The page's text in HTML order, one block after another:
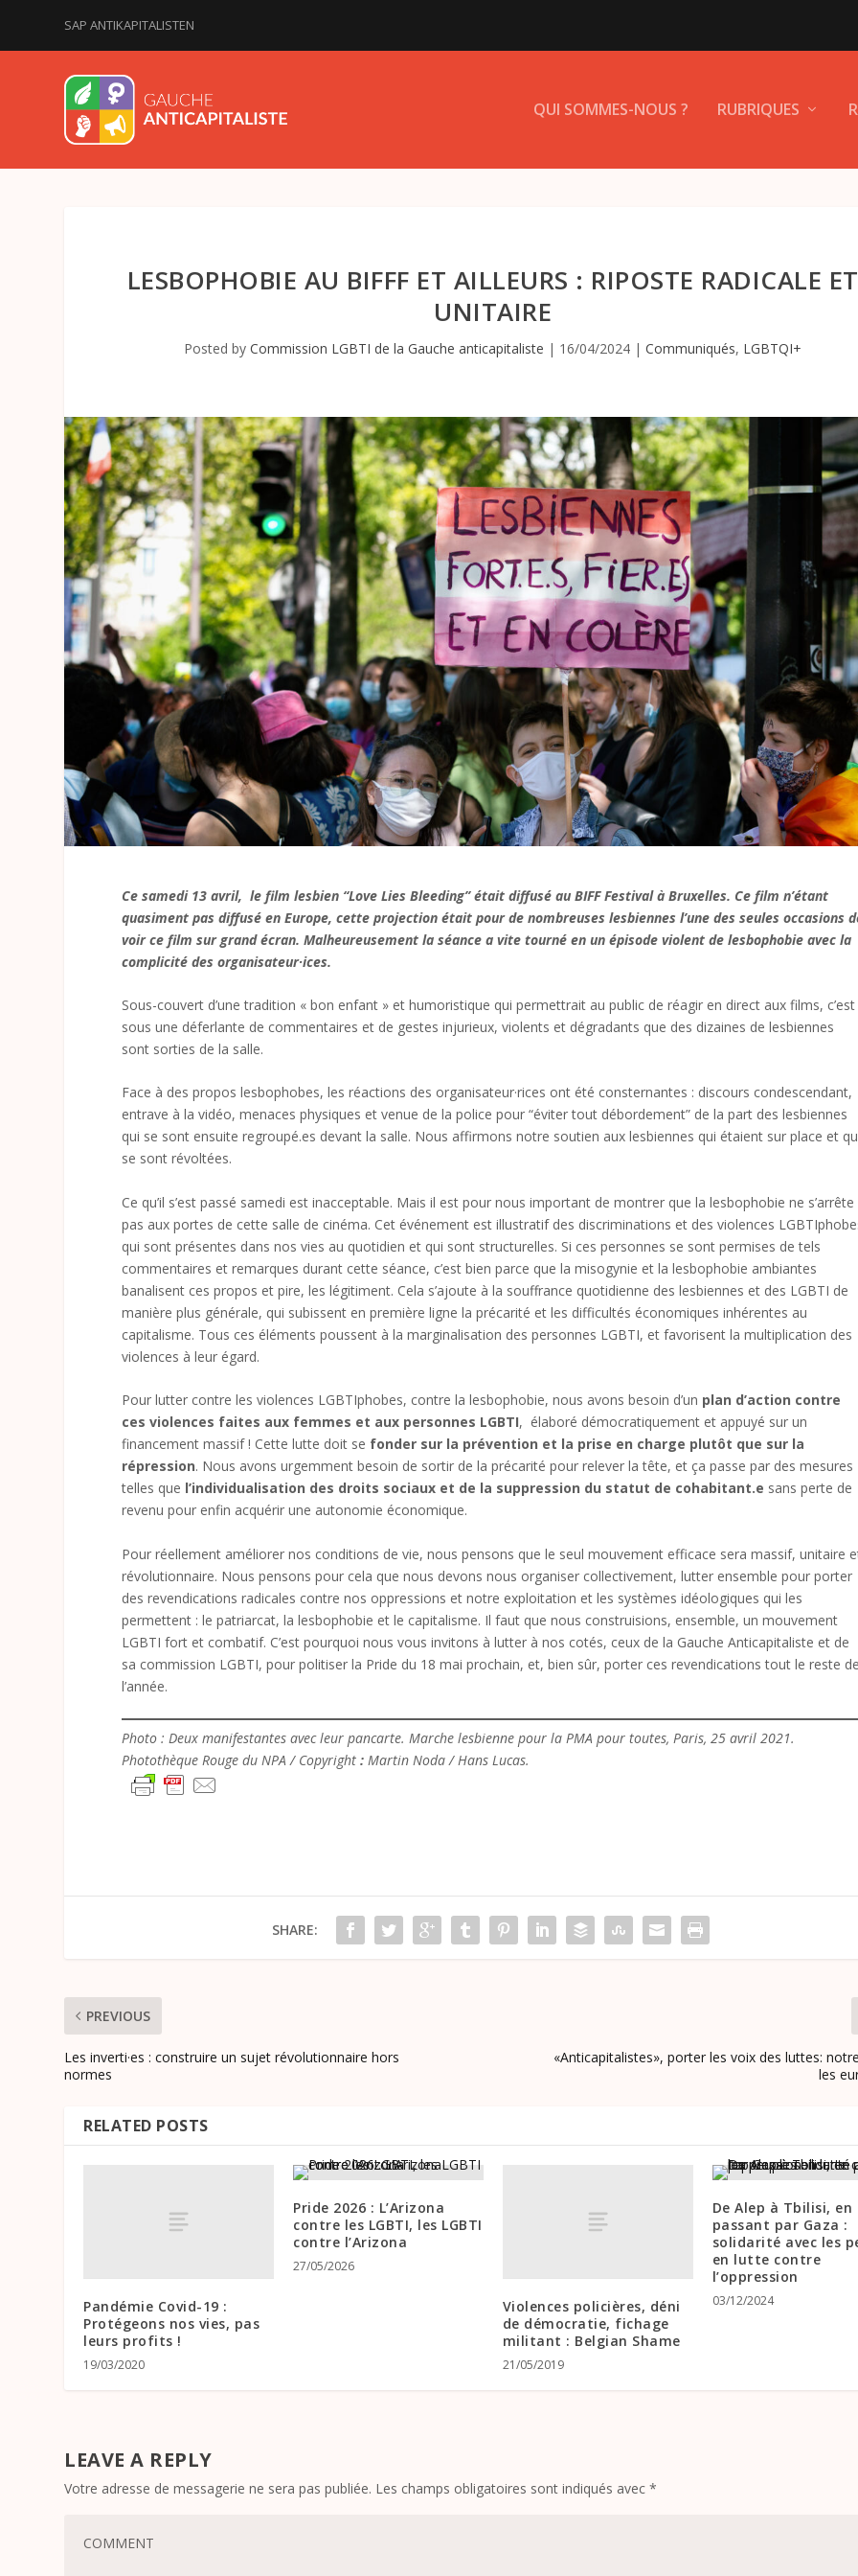
SAP ANTIKAPITALISTEN
QUI SOMMES-NOUS ? RUBRIQUES
LESBOPHOBIE AU BIFFF ET AILLEURS : RIPOSTE RADICALE ET
UNITAIRE
Posted byCommission LGBTI de la Gauche anticapitaliste | 16/04/2024 |Communiqués, LGBTQI+
Ce samedi 13 avril, le film lesbien “Love Lies Bleeding” était diffusé au BIFF Festival à Bruxelles. Ce film n’étant
quasiment pas diffusé en Europe, cette projection était pour de nombreuses lesbiennes l’une des seules occasions
voir ce film sur grand écran. Malheureusement la séance a vite tourné en un épisode violent de lesbophobie avec la
complicité des organisateur·ices.
Sous-couvert d’une tradition « bon enfant » et humoristique qui permettrait au public de réagir en direct aux films, c’est
sous une déferlante de commentaires et de gestes injurieux, violents et dégradants que des dizaines de lesbiennes
sont sorties de la salle.
Face à des propos lesbophobes, les réactions des organisateur·rices ont été consternantes : discours condescendant,
entrave à la vidéo, menaces physiques et venue de la police pour “éviter tout débordement” de la part des lesbiennes
qui se sont ensuite regroupé.es devant la salle. Nous affirmons notre soutien aux lesbiennes qui étaient sur place et
se sont révoltées.
Ce qu’il s’est passé samedi est inacceptable. Mais il est pour nous important de montrer que la lesbophobie ne s’arrête
pas aux portes de cette salle de cinéma. Cet événement est illustratif des discriminations et des violences
qui sont présentes dans nos vies au quotidien et qui sont structurelles. Si ces personnes se sont permises de tels
commentaires et remarques durant cette séance, c’est bien parce que la misogynie et la lesbophobie ambiantes
banalisent ces propos et pire, les légitiment. Cela s’ajoute à la souffrance quotidienne des lesbiennes et des LGBTI de
manière plus générale, qui subissent en première ligne la précarité et les difficultés économiques inhérentes au
capitalisme. Tous ces éléments poussent à la marginalisation des personnes LGBTI, et favorisent la multiplication des
violences à leur égard.
Pour lutter contre les violences LGBTIphobes, contre la lesbophobie, nous avons besoin d’un plan d’action contre
ces violences faites aux femmes et aux personnes LGBTI, élaboré démocratiquement et appuyé sur un
financement massif ! Cette lutte doit se fonder sur la prévention et la prise en charge plutôt que sur la
répression. Nous avons urgemment besoin de sortir de la précarité pour relever la tête, et ça passe par des mesures
telles que l’individualisation des droits sociaux et de la suppression du statut de cohabitant.e sans perte de
revenu pour enfin acquérir une autonomie économique.
Pour réellement améliorer nos conditions de vie, nous pensons que le seul mouvement efficace sera massif, unitaire
révolutionnaire. Nous pensons pour cela que nous devons nous organiser collectivement, lutter ensemble pour porter
des revendications radicales contre nos oppressions et notre exploitation et les systèmes idéologiques qui les
permettent : le patriarcat, la lesbophobie et le capitalisme. Il faut que nous construisions, ensemble, un mouvement
LGBTI fort et combatif. C’est pourquoi nous vous invitons à lutter à nos cotés, ceux de la Gauche Anticapitaliste et de
sa commission LGBTI, pour politiser la Pride du 18 mai prochain, et, bien sûr, porter ces revendications tout le reste
l’année.
Photo : Deux manifestantes avec leur pancarte. Marche lesbienne pour la PMA pour toutes, Paris, 25 avril 2021.
Photothèque Rouge du NPA / Copyright: Martin Noda / Hans Lucas.
SHARE:
PREVIOUS
Les inverti·es : construire un sujet révolutionnaire hors
normes
«Anticapitalistes», porter les voix des luttes:
les
RELATED POSTS
Pandémie Covid-19 :
Protégeons nos vies, pas
leurs profits !
19/03/2020
Pride 2026 : L’Arizona
contre les LGBTI, les LGBTI
contre l’Arizona
27/05/2026
Violences policières, déni
de démocratie, fichage
militant : Belgian Shame
21/05/2019
De Alep à Tbilisi, en
passant par Gaza :
solidarité avec les
en lutte contre
l’oppression
03/12/2024
LEAVE A REPLY
Votre adresse de messagerie ne sera pas publiée. Les champs obligatoires sont indiqués avec*